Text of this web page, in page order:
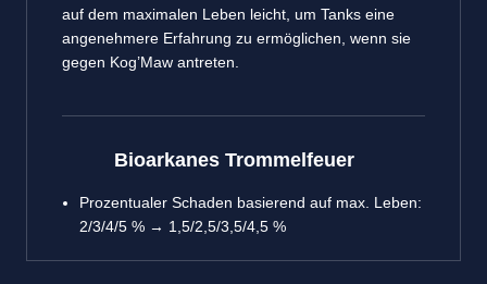
auf dem maximalen Leben leicht, um Tanks eine
angenehmere Erfahrung zu ermöglichen, wenn sie
gegen Kog’Maw antreten.
Bioarkanes Trommelfeuer
Prozentualer Schaden basierend auf max. Leben:
2/3/4/5 % → 1,5/2,5/3,5/4,5 %